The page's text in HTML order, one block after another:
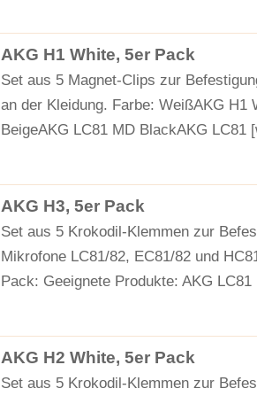
AKG H1 White, 5er Pack
Set aus 5 Magnet-Clips zur
an der Kleidung. Farbe: WeißAKG H1
BeigeAKG LC81 MD BlackAKG LC81
AKG H3, 5er Pack
Set aus 5 Krokodil-Klemmen zur
Mikrofone LC81/82, EC81/82 und
Pack: Geeignete Produkte: AKG
AKG H2 White, 5er Pack
Set aus 5 Krokodil-Klemmen zur